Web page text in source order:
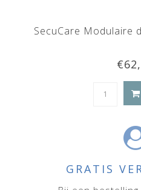
SecuCare Modulaire
GRATIS